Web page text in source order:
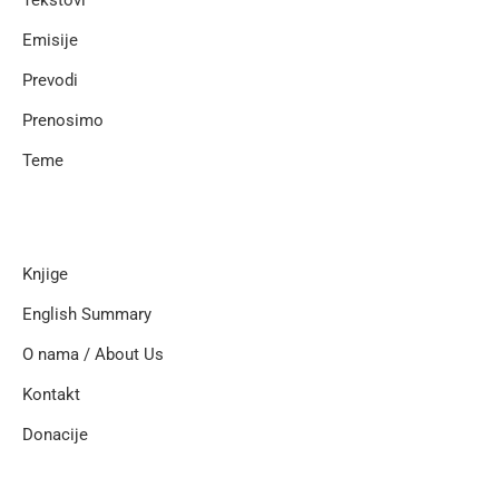
Emisije
Prevodi
Prenosimo
Teme
Knjige
English Summary
O nama / About Us
Kontakt
Donacije